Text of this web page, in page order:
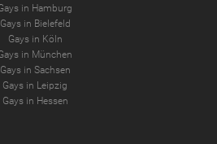
in Hamburg
Gays in Bielefeld
Gays in Köln
in München
Gays in Sachsen
Gays in Leipzig
Gays in Hessen